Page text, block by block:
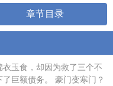
章节目录
玉食，却因为救了三个不
巨额债务。 豪门变寒门？